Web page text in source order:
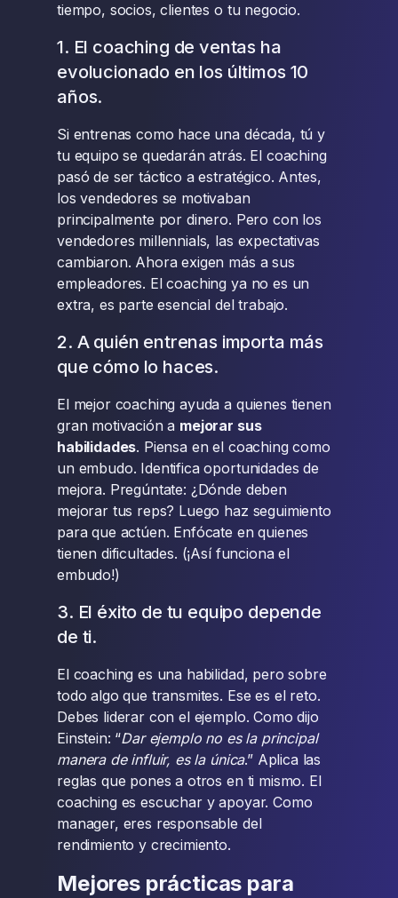
tiempo, socios, clientes o tu negocio.
1. El coaching de ventas ha
evolucionado en los últimos 10
años.
Si entrenas como hace una década, tú y
tu equipo se quedarán atrás. El coaching
pasó de ser táctico a estratégico. Antes,
los vendedores se motivaban
principalmente por dinero. Pero con los
vendedores millennials, las expectativas
cambiaron. Ahora exigen más a sus
empleadores. El coaching ya no es un
extra, es parte esencial del trabajo.
2. A quién entrenas importa más
que cómo lo haces.
El mejor coaching ayuda a quienes tienen
gran motivación a mejorar sus
habilidades. Piensa en el coaching como
un embudo. Identifica oportunidades de
mejora. Pregúntate: ¿Dónde deben
mejorar tus reps? Luego haz seguimiento
para que actúen. Enfócate en quienes
tienen dificultades. (¡Así funciona el
embudo!)
3. El éxito de tu equipo depende
de ti.
El coaching es una habilidad, pero sobre
todo algo que transmites. Ese es el reto.
Debes liderar con el ejemplo. Como dijo
Einstein: “Dar ejemplo no es la principal
manera de influir, es la única.” Aplica las
reglas que pones a otros en ti mismo. El
coaching es escuchar y apoyar. Como
manager, eres responsable del
rendimiento y crecimiento.
Mejores prácticas para